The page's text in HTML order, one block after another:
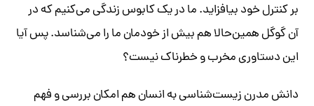
بر کنترل خود بیافزاید. ما در یک کابوس زندگی می‌کنیم که در
آن گوگل همین‌حالا هم بیش از خودمان ما را می‌شناسد. پس آیا
این دستاوری مخرب و خطرناک نیست؟
دانش مدرن زیست‌شناسی به انسان هم امکان بررسی و فهم